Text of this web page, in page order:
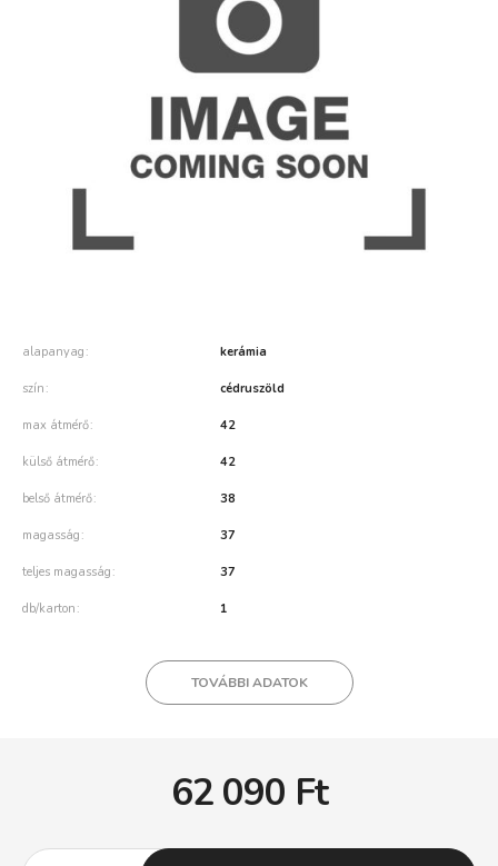
alapanyag kerámia
szín cédruszöld
max átmérő 42
külső átmérő 42
belső átmérő 38
magasság 37
teljes magasság 37
db/karton 1
TOVÁBBI ADATOK
62 090 Ft